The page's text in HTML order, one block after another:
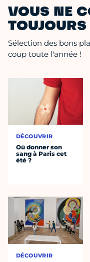
VOUS NE
Sélection des bons
coup toute l'année !
DÉCOUVRIR
Où donner son
sang à Paris cet
été ?
DÉCOUVRIR